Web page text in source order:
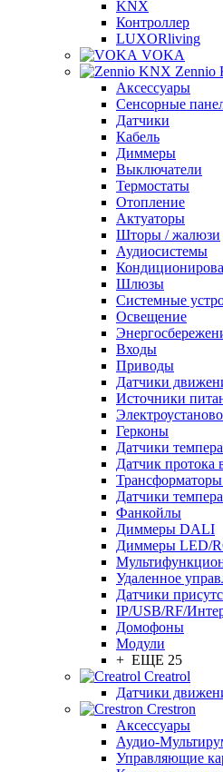
KNX
Контроллер
LUXORliving
VOKA
Zennio
Аксессуары
Сенсорные
Датчики
Кабель
Диммеры
Выключатели
Термостаты
Отопление
Актуаторы
Шторы / жалюзи
Аудиосистемы
Шлюзы
Системные
Освещение
Входы
Приводы
Датчики
Источники
Герконы
Датчики
Датчик протока
Трансформаторы
Датчики
Фанкойлы
Диммеры DALI
Диммеры LED/
Удаленное
Датчики
IP/USB/RF/
Домофоны
Модули
+ ЕЩЕ 25
Creatrol
Датчики
Crestron
Аксессуары
Аудио-
Управляющие